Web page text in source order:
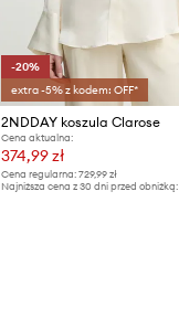
-20%
extra -5% z kodem: OFF*
2NDDAY koszula Clarose
Cena aktualna:
374,99 zł
Cena regularna:729,99 zł
Najniższa cena z 30 dni przed obniżką: